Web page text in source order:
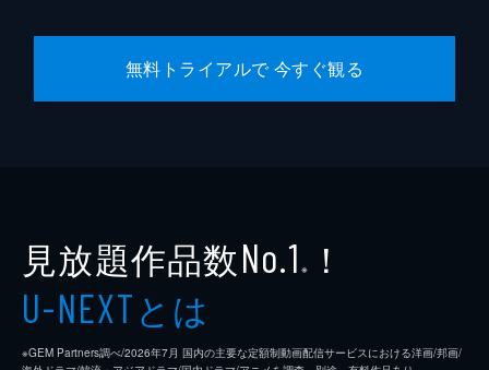
無料トライアルで 今すぐ観る
見放題作品数No.1 ※ ！
U-NEXTとは
※GEM Partners調べ/2026年7⽉ 国内の主要な定額制動画配信サービスにおける洋画/邦画/